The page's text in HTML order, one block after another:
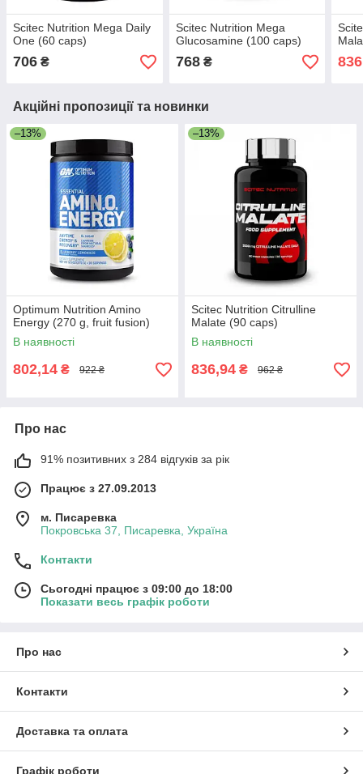
Scitec Nutrition Mega Daily
One (60 caps)
706 ₴
Scitec Nutrition Mega
Glucosamine (100 caps)
768₴
Акційні пропозиції та новинки
–13%
Optimum Nutrition Amino
Energy (270 g, fruit fusion)
В наявності
802,14 ₴ 922 ₴
–13%
Scitec Nutrition Citrulline
Malate (90 caps)
В наявності
836,94 ₴ 962 ₴
Про нас
91% позитивних з 284 відгуків за рік
Працює з 27.09.2013
м. Писаревка
Покровська 37, Писаревка, Україна
Контакти
Сьогодні працює з 09:00 до 18:00
Показати весь графік роботи
Про нас
Контакти
Доставка та оплата
Графік роботи